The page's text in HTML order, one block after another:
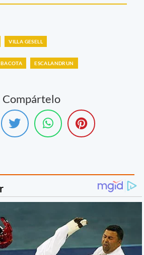
VILLA GESELL
BACOTA ESCALANDRUN
Compártelo